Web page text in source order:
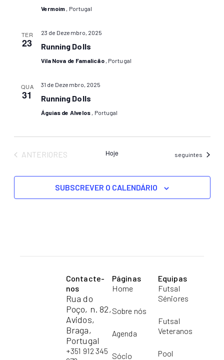
Vermoim , Portugal
TER
23
23 de Dezembro, 2025
Running Dolls
Vila Nova de Famalicão , Portugal
QUA
31
31 de Dezembro, 2025
Running Dolls
Águias de Alvelos , Portugal
EVENTOS
ANTERIORES Hoje Eventos
seguintes
SUBSCREVER O CALENDÁRIO
Contacte-
nos
Rua do
Poço, n. 82,
Avidos,
Braga,
Portugal
+351 912 345
Páginas
Home
Sobre nós
Agenda
Sócio
Equipas
Futsal
Séniores
Futsal
Veteranos
Pool